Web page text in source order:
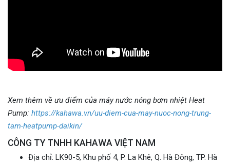
Xem thêm về ưu điểm của máy nước nóng bơm nhiệt Heat
Pump: https://kahawa.vn/uu-diem-cua-may-nuoc-nong-trung-
tam-heatpump-daikin/
CÔNG TY TNHH KAHAWA VIỆT NAM
Địa chỉ: LK90-5, Khu phố 4, P. La Khê, Q. Hà Đông, TP. Hà